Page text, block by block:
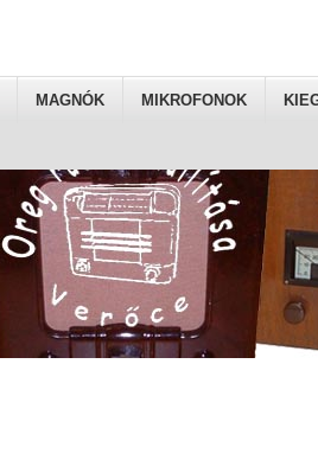
MAGNÓK MIKROFONOK